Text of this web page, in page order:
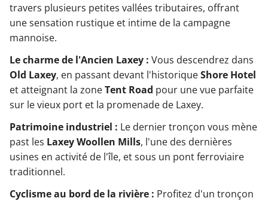
travers plusieurs petites vallées tributaires, offrant
une sensation rustique et intime de la campagne
mannoise.
Le charme de l'Ancien Laxey : Vous descendrez dans
Old Laxey, en passant devant l'historiqueShore Hotel
et atteignant la zoneTent Road pour une vue parfaite
sur le vieux port et la promenade de Laxey.
Patrimoine industriel : Le dernier tronçon vous mène
past les Laxey Woollen Mills, l'une des dernières
usines en activité de l'île, et sous un pont ferroviaire
traditionnel.
Cyclisme au bord de la rivière : Profitez d'un tronçon